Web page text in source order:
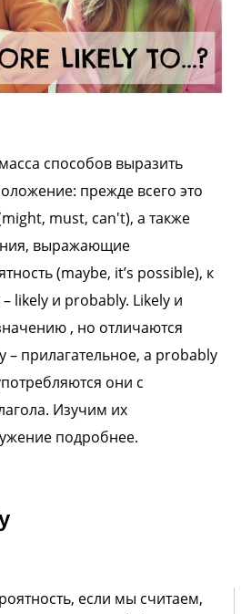
масса способов выразить
прежде всего это
must, can't), а также
выражающие
(maybe, it’s possible), к
likely и probably. Likely и
, но отличаются
– прилагательное, а probably
они с
Изучим их
подробнее.
если мы считаем,